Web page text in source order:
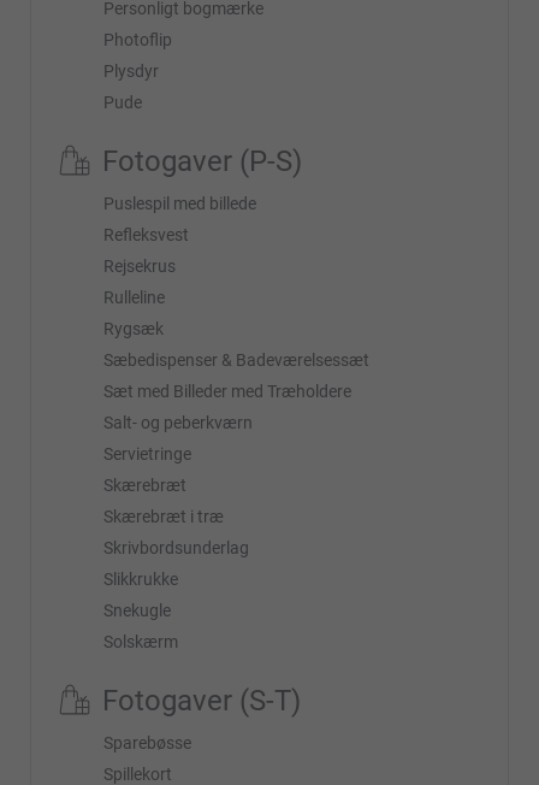
Personligt bogmærke
Photoflip
Plysdyr
Pude
Fotogaver (P-S)
Puslespil med billede
Refleksvest
Rejsekrus
Rulleline
Rygsæk
Sæbedispenser & Badeværelsessæt
Sæt med Billeder med Træholdere
Salt- og peberkværn
Servietringe
Skærebræt
Skærebræt i træ
Skrivbordsunderlag
Slikkrukke
Snekugle
Solskærm
Fotogaver (S-T)
Sparebøsse
Spillekort